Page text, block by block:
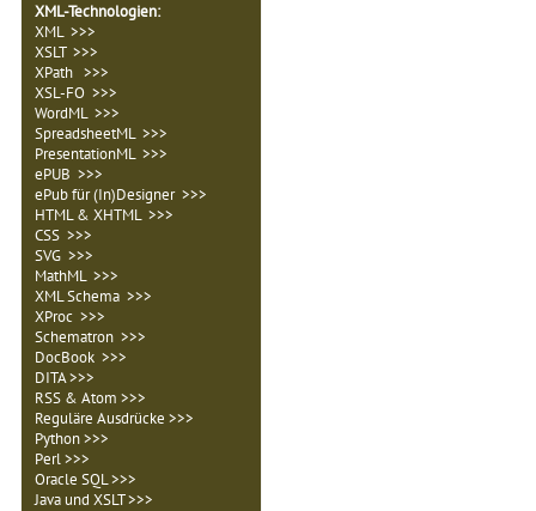
XML-Technologien:
XML >>>
XSLT >>>
XPath >>>
XSL-FO >>>
WordML >>>
SpreadsheetML >>>
PresentationML >>>
ePUB >>>
ePub für (In)Designer >>>
HTML & XHTML >>>
CSS >>>
SVG >>>
MathML >>>
XML Schema >>>
XProc >>>
Schematron >>>
DocBook >>>
DITA >>>
RSS & Atom >>>
Reguläre Ausdrücke >>>
Python >>>
Perl >>>
Oracle SQL >>>
Java und XSLT >>>